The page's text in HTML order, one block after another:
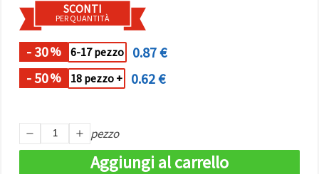
in qualsiasi
momento.
Per ulteriori
informazioni,
consultare
la nostra
Politica sui
cookiee
privacy.
Senza il tuo
consenso
verranno
SCONTI
PER QUANTITÀ
- 30% 6-17 pezzo
0.87 €
- 50% 18 pezzo + 0.62 €
pezzo
Aggiungi al carrello